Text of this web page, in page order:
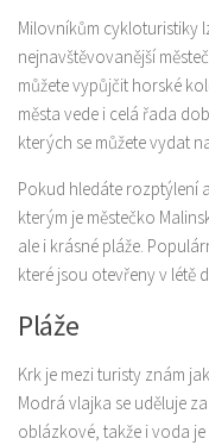
Milovníkům cykloturistiky
nejnavštěvovanější
můžete vypůjčit horské
města vede i celá řada
kterých se můžete vydat
Pokud hledáte rozptýlení
kterým je městečko
ale i krásné pláže.
které jsou otevřeny v létě
Pláže
Krk je mezi turisty znám
Modrá vlajka se uděluje
oblázkové, takže i voda